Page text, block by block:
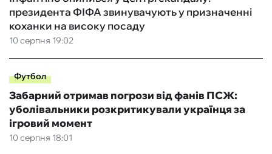
10 серпня 19:02
президента ФІФА звинувачують у призначенні
коханки на високу посаду
Футбол
10 серпня 18:01
Забарний отримав погрози від фанів ПСЖ:
уболівальники розкритикували українця за
ігровий момент